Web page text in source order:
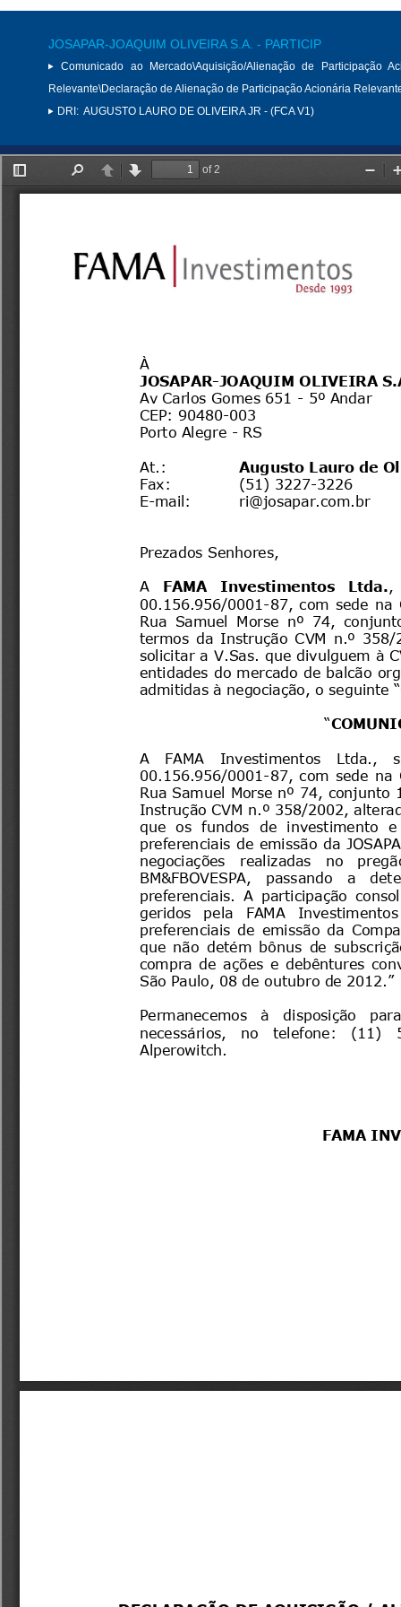
JOSAPAR-JOAQUIM OLIVEIRA S.A. - PARTICIP
Comunicado ao Mercado\Aquisição/Alienação de Participação
Relevante\Declaração de Alienação de Participação Acionária
DRI: AUGUSTO LAURO DE OLIVEIRA JR - (FCA V1)